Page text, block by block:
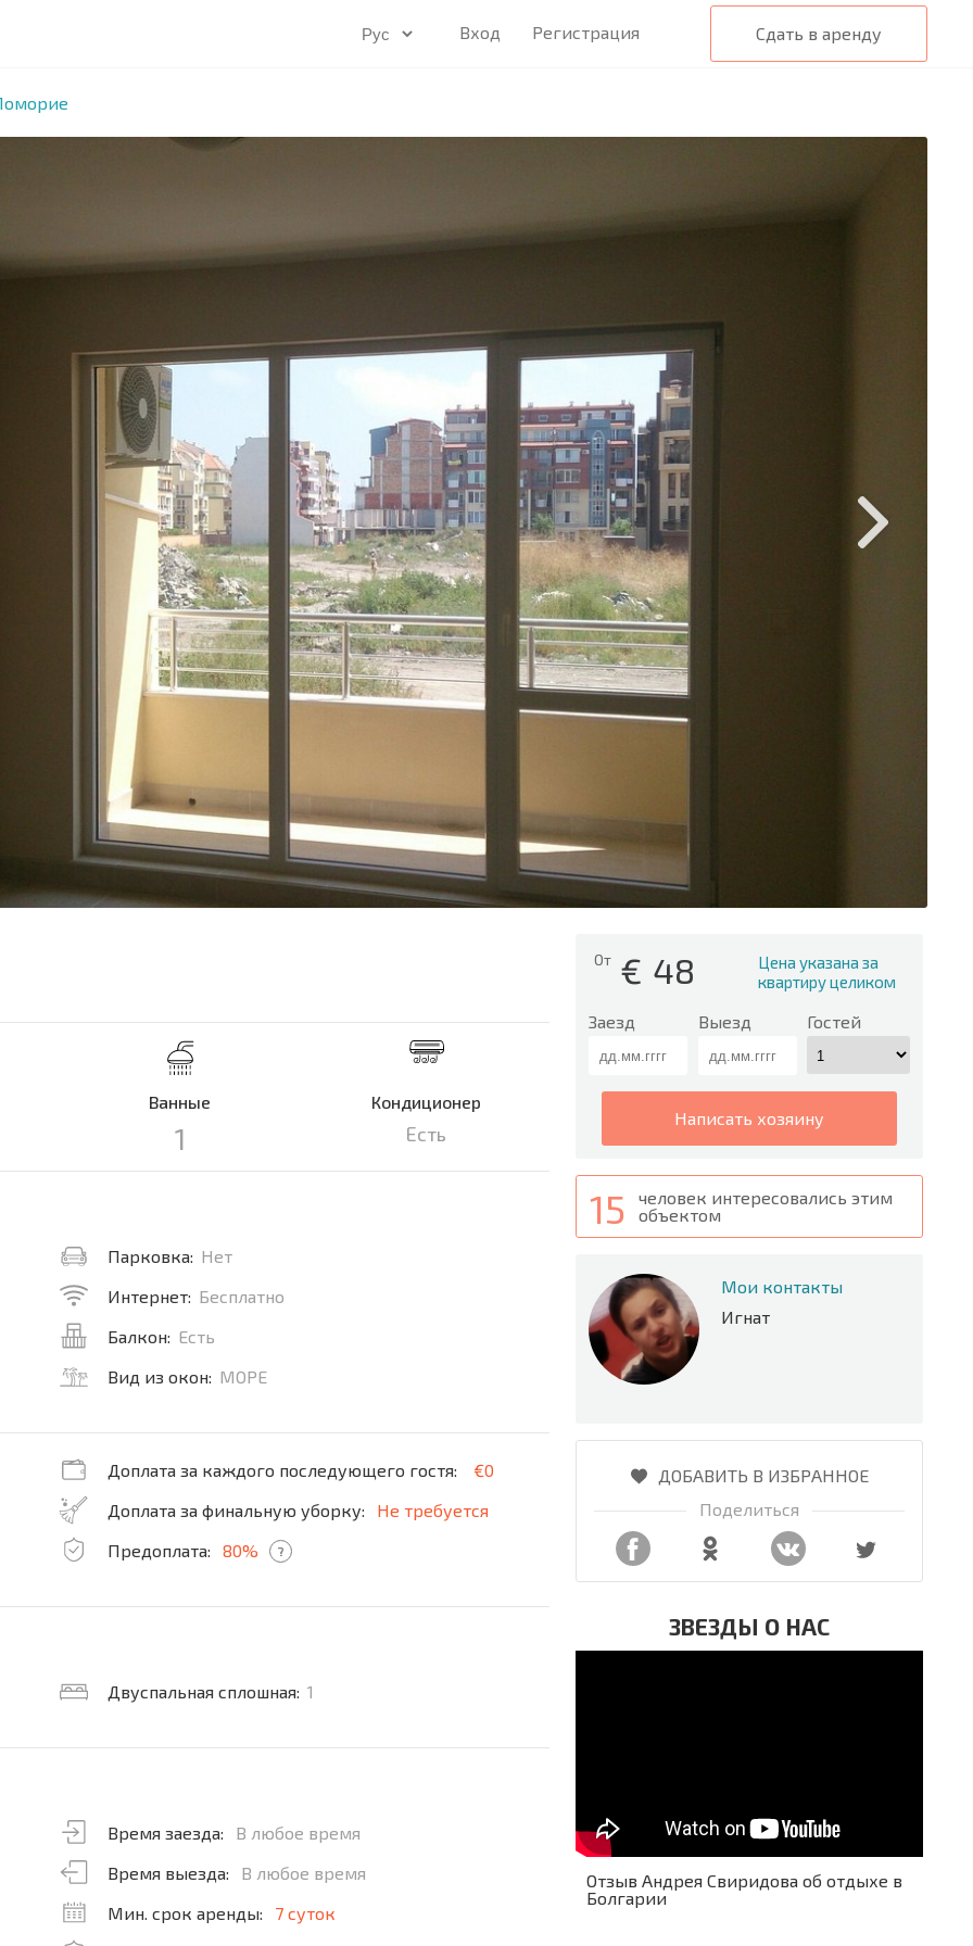
Сдать в аренду
Вход Регистрация
От € 48
Цена указана за
квартиру целиком
Заезд Выезд Гостей
написать хозяину
15
человек интересовались этим
объектом
Мои контакты
Игнат
ДОБАВИТЬ В ИЗБРАННОЕ
Поделиться
ЗВЕЗДЫ О НАС
Отзыв Андрея Свиридова об отдыхе в
Болгарии
Ванные
1
Кондиционер
Есть
Парковка: Нет
Интернет: Бесплатно
Балкон: Есть
Вид из окон: МОРЕ
Доплата за каждого последующего гостя:
€0
Доплата за финальную уборку:
Не требуется
Предоплата:
80% ?
Двуспальная сплошная: 1
Время заезда:
В любое время
Время выезда:
В любое время
Мин. срок аренды:
7 суток